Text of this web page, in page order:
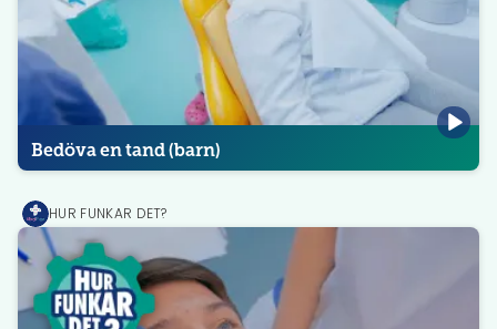
Bedöva en tand (barn)
MediPrep
HUR FUNKAR DET?